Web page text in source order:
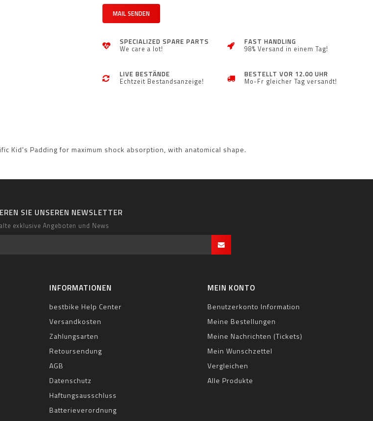
MAIL SENDEN
SPECIALIZED SPARE PARTS
We care a lot!
FAST HANDLING
98% Versand in einem Tag!
LIVE BESTÄNDE
Echtzeit Bestandsanzeige!
BESTELLT VOR 12.00 UHR
Mo-Fr gleicher Tag versandt!
Kid's Padding for maximum shock absorption, with anatomical shape.
SIE UNSEREN NEWSLETTER
exklusive Angeboten und News
INFORMATIONEN
bestbike Help Center
Versandkosten
Zahlungsarten
Retoursendung
AGB
Datenschutz
Haftungsausschluss
Batterieverordnung
MEIN KONTO
Benutzerkonto Information
Meine Bestellungen
Meine Nachrichten (Tickets)
Mein Wunschzettel
Vergleichen
Alle Produkte